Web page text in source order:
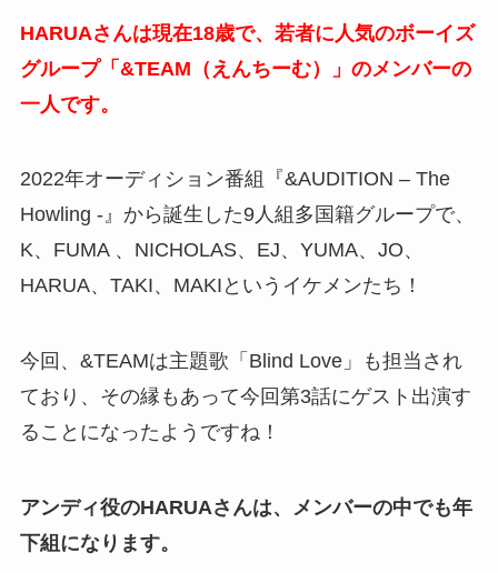
HARUAさんは現在18歳で、若者に人気のボーイズ
グループ「&TEAM（えんちーむ）」のメンバーの
一人です。
2022年オーディション番組『&AUDITION – The
Howling -』から誕生した9人組多国籍グループで、
K、FUMA 、NICHOLAS、EJ、YUMA、JO、
HARUA、TAKI、MAKIというイケメンたち！
今回、&TEAMは主題歌「Blind Love」も担当され
ており、その縁もあって今回第3話にゲスト出演す
ることになったようですね！
アンディ役のHARUAさんは、メンバーの中でも年
下組になります。